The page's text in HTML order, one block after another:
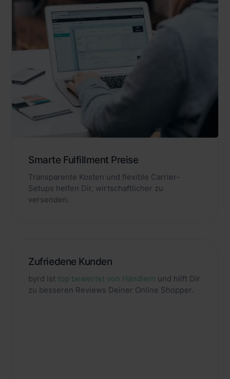
Smarte Fulfillment Preise
Transparente Kosten und flexible Carrier-
Setups helfen Dir, wirtschaftlicher zu
versenden.
Zufriedene Kunden
byrd ist top bewertet von Händlern und hilft Dir
zu besseren Reviews Deiner Online Shopper.